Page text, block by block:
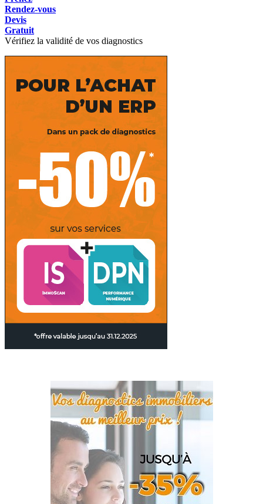
Rendez-vous
Devis
Gratuit
Vérifiez la validité de vos diagnostics